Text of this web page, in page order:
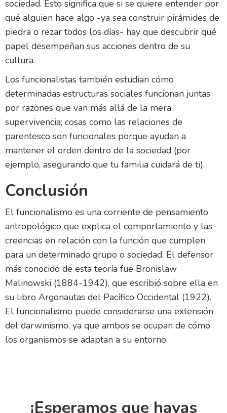
sociedad. Esto significa que si se quiere entender por
qué alguien hace algo -ya sea construir pirámides de
piedra o rezar todos los días- hay que descubrir qué
papel desempeñan sus acciones dentro de su
cultura.
Los funcionalistas también estudian cómo
determinadas estructuras sociales funcionan juntas
por razones que van más allá de la mera
supervivencia; cosas como las relaciones de
parentesco son funcionales porque ayudan a
mantener el orden dentro de la sociedad (por
ejemplo, asegurando que tu familia cuidará de ti).
Conclusión
El funcionalismo es una corriente de pensamiento
antropológico que explica el comportamiento y las
creencias en relación con la función que cumplen
para un determinado grupo o sociedad. El defensor
más conocido de esta teoría fue Bronislaw
Malinowski (1884-1942), que escribió sobre ella en
su libro Argonautas del Pacífico Occidental (1922).
El funcionalismo puede considerarse una extensión
del darwinismo, ya que ambos se ocupan de cómo
los organismos se adaptan a su entorno.
¡Esperamos que hayas